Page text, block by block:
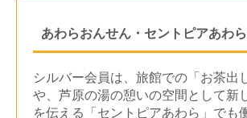
あわらおんせん・セントピアあわ
シルバー会員は、旅館での「お茶出
や、芦原の湯の憩いの空間として新
を伝える「セントピアあわら」でも